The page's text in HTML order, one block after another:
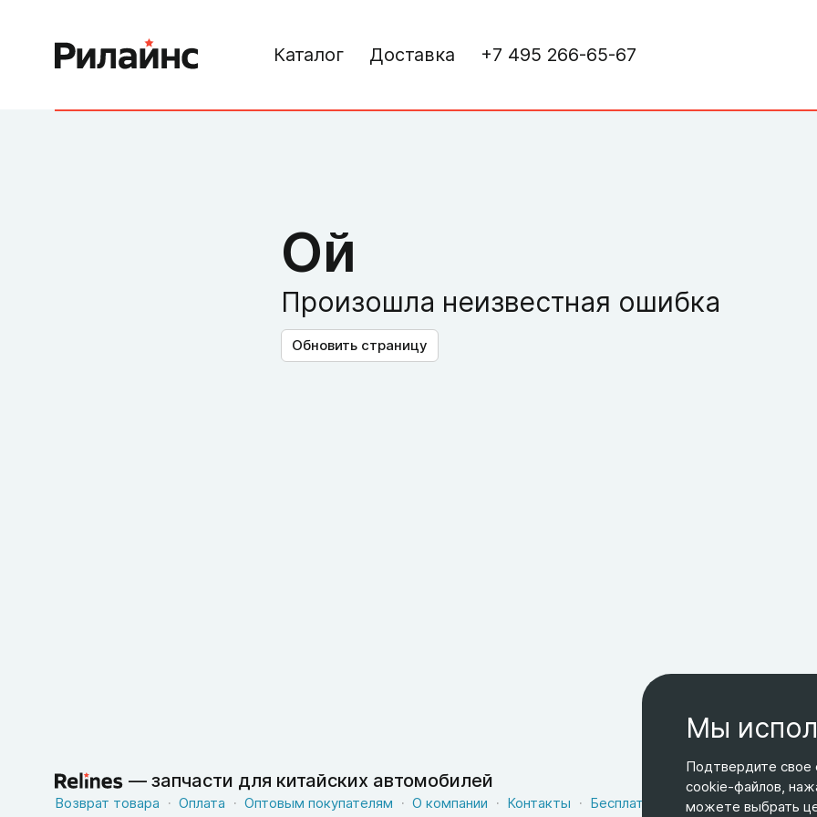
Каталог Доставка +7 495 266-65-67
Ой
Произошла неизвестная ошибка
Обновить страницу
— запчасти для китайских автомобилей
Возврат товара Оплата Оптовым покупателям О компании Контакты Бесплатная доставка
Оферта
Мы
Подтвердите свое
cookie-файлов,
можете выбрать